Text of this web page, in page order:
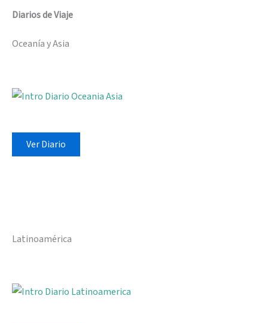
Diarios de Viaje
Oceanía y Asia
Ver Diario
Latinoamérica